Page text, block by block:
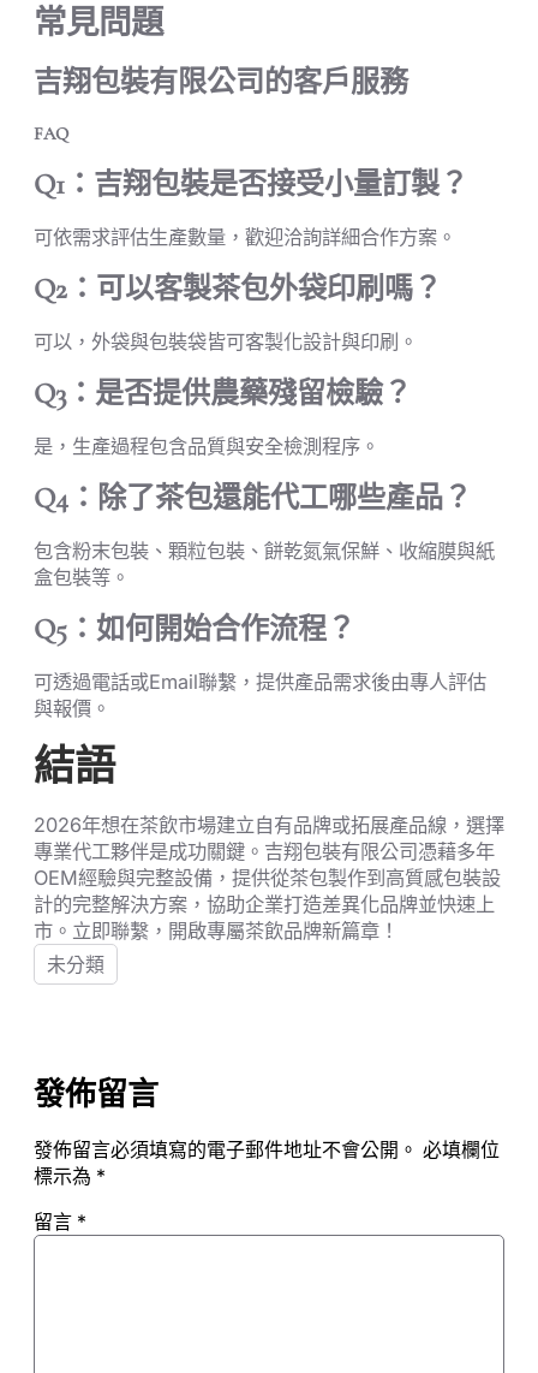
常見問題
吉翔包裝有限公司的客戶服務
FAQ
Q1：吉翔包裝是否接受小量訂製？
可依需求評估生產數量，歡迎洽詢詳細合作方案。
Q2：可以客製茶包外袋印刷嗎？
可以，外袋與包裝袋皆可客製化設計與印刷。
Q3：是否提供農藥殘留檢驗？
是，生產過程包含品質與安全檢測程序。
Q4：除了茶包還能代工哪些產品？
包含粉末包裝、顆粒包裝、餅乾氮氣保鮮、收縮膜與紙
盒包裝等。
Q5：如何開始合作流程？
可透過電話或Email聯繫，提供產品需求後由專人評估
與報價。
結語
2026年想在茶飲市場建立自有品牌或拓展產品線，選擇
專業代工夥伴是成功關鍵。吉翔包裝有限公司憑藉多年
OEM經驗與完整設備，提供從茶包製作到高質感包裝設
計的完整解決方案，協助企業打造差異化品牌並快速上
市。立即聯繫，開啟專屬茶飲品牌新篇章！
未分類
發佈留言
發佈留言必須填寫的電子郵件地址不會公開。 必填欄位
標示為 *
留言 *